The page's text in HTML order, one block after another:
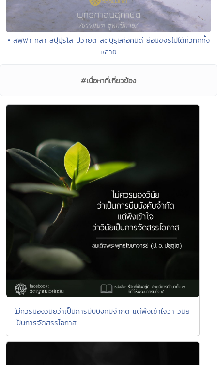
• สพฺพา ทิสา สปฺปุริโส ปวายติ สัตบุรุษคือคนดี ย่อมขจรไปได้ทั่วทิศทั้ง
หลาย
#เนื้อหาที่เกี่ยวข้อง
ไม่ควรมองวินัยว่าเป็นการบีบบังคับจำกัด แต่พึงเข้าใจว่า วินัย
เป็นการจัดสรรโอกาส